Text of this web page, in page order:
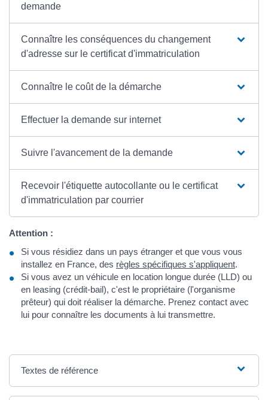
demande
Connaître les conséquences du changement
d'adresse sur le certificat d'immatriculation
Connaître le coût de la démarche
Effectuer la demande sur internet
Suivre l'avancement de la demande
Recevoir l'étiquette autocollante ou le certificat
d'immatriculation par courrier
Attention :
Si vous résidiez dans un pays étranger et que vous vous
installez en France, des règles spécifiques s'appliquent.
Si vous avez un véhicule en location longue durée (LLD) ou
en leasing (crédit-bail), c'est le propriétaire (l'organisme
prêteur) qui doit réaliser la démarche. Prenez contact avec
lui pour connaître les documents à lui transmettre.
Textes de référence